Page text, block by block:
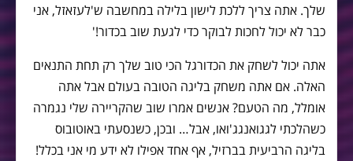
שלך. אתה צריך ללכת לישון בלילה במחשבה ש'לעזאזל, אני
כבר לא יכול לחכות לבוקר כדי לגעת שוב בכדור!'
אתה יכול לשחק את הכדורגל הכי טוב שלך רק תחת התנאים
האלה. אם אתה משחק בליגה הטובה בעולם אבל אתה
אומלל, מה הטעם? אנשים אמרו שוב שהקריירה שלי נגמרה
כשהלכתי לגגואנגג'ואו, אבל… ובכן, כשנסעתי באוטובוס
בליגה הרביעית בברזיל, אף אחד אפילו לא ידע מי אני בכלל!